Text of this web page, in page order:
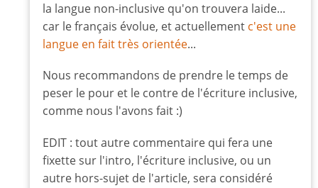
la langue non-inclusive qu'on trouvera laide...
car le français évolue, et actuellement c'est une
langue en fait très orientée...
Nous recommandons de prendre le temps de
peser le pour et le contre de l'écriture inclusive,
comme nous l'avons fait :)
EDIT : tout autre commentaire qui fera une
fixette sur l'intro, l'écriture inclusive, ou un
autre hors-sujet de l'article, sera considéré